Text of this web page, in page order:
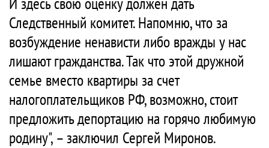
Следственный комитет. Напомню, что за
возбуждение ненависти либо вражды у нас
лишают гражданства. Так что этой дружной
семье вместо квартиры за счет
налогоплательщиков РФ, возможно, стоит
предложить депортацию на горячо любимую
родину", – заключил Сергей Миронов.